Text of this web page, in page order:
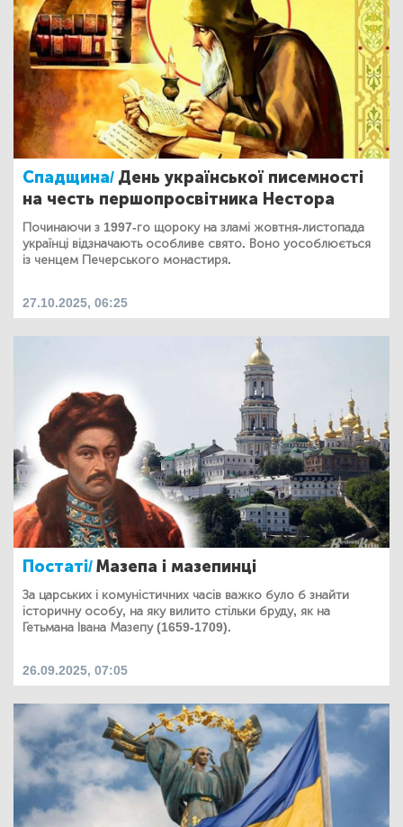
Спадщина/ День української писемності
на честь першопросвітника Нестора
Починаючи з 1997-го щороку на зламі жовтня-листопада
українці відзначають особливе свято. Воно уособлюється
із ченцем Печерського монастиря.
27.10.2025, 06:25
Постаті/Мазепа і мазепинці
За царських і комуністичних часів важко було б знайти
історичну особу, на яку вилито стільки бруду, як на
Гетьмана Івана Мазепу (1659-1709).
26.09.2025, 07:05